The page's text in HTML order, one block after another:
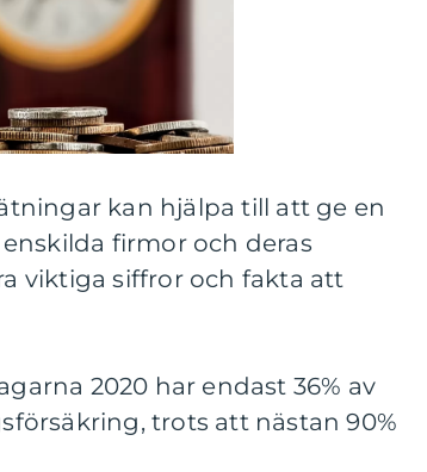
kan hjälpa till att ge en
firmor och deras
viktiga siffror och fakta att
2020 har endast 36% av
trots att nästan 90%